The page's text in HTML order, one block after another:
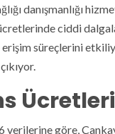
danışmanlığı
ciddi
süreçlerini
verilerine göre,